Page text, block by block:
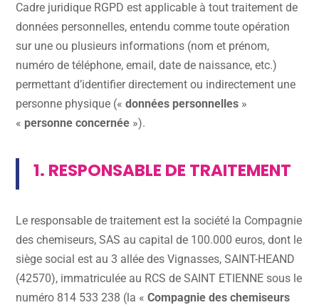
Cadre juridique RGPD est applicable à tout traitement de
données personnelles, entendu comme toute opération
sur une ou plusieurs informations (nom et prénom,
numéro de téléphone, email, date de naissance, etc.)
permettant d’identifier directement ou indirectement une
personne physique («données personnelles »
« personne concernée »).
1. RESPONSABLE DE TRAITEMENT
Le responsable de traitement est la société la Compagnie
des chemiseurs, SAS au capital de 100.000 euros, dont le
siège social est au 3 allée des Vignasses, SAINT-HEAND
(42570), immatriculée au RCS de SAINT ETIENNE sous le
numéro 814 533 238 (la « Compagnie des chemiseurs